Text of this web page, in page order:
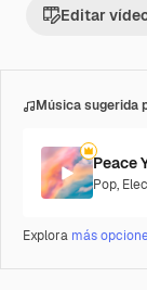
Editar
Música sugerida
Peace
Pop,
Explora más